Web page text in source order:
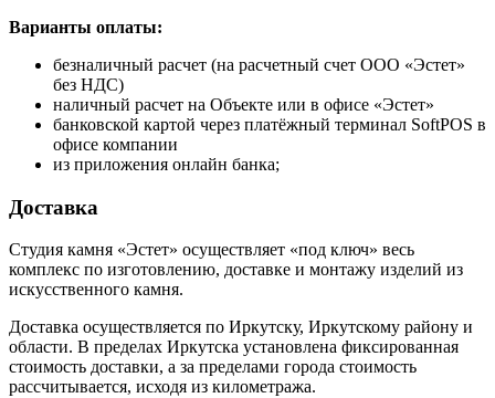
Варианты оплаты:
безналичный расчет (на расчетный счет ООО «Эстет»
без НДС)
наличный расчет на Объекте или в офисе «Эстет»
банковской картой через платёжный терминал SoftPOS в
офисе компании
из приложения онлайн банка;
Доставка
Студия камня «Эстет» осуществляет «под ключ» весь
комплекс по изготовлению, доставке и монтажу изделий из
искусственного камня.
Доставка осуществляется по Иркутску, Иркутскому району и
области. В пределах Иркутска установлена фиксированная
стоимость доставки, а за пределами города стоимость
рассчитывается, исходя из километража.